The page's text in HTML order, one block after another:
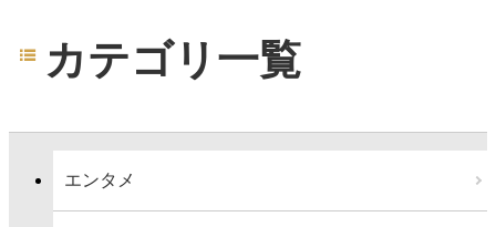
カテゴリ一覧
エンタメ